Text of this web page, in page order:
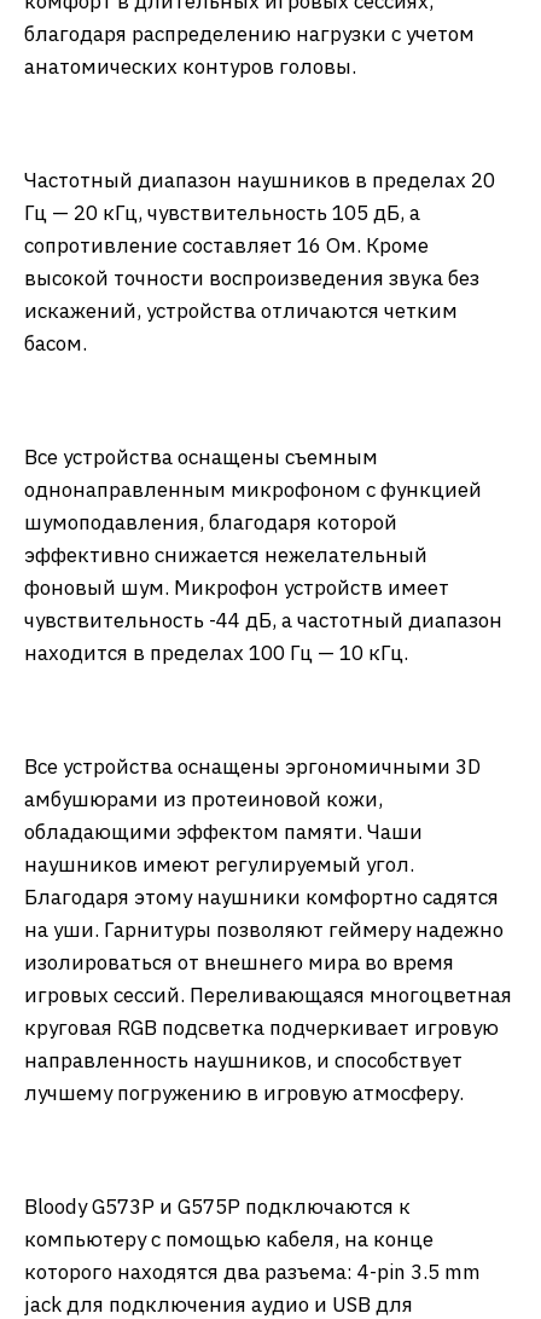
благодаря распределению нагрузки с учетом
анатомических контуров головы.
Частотный диапазон наушников в пределах 20
Гц — 20 кГц, чувствительность 105 дБ, а
сопротивление составляет 16 Ом. Кроме
высокой точности воспроизведения звука без
искажений, устройства отличаются четким
басом.
Все устройства оснащены съемным
однонаправленным микрофоном с функцией
шумоподавления, благодаря которой
эффективно снижается нежелательный
фоновый шум. Микрофон устройств имеет
чувствительность -44 дБ, а частотный диапазон
находится в пределах 100 Гц — 10 кГц.
Все устройства оснащены эргономичными 3D
амбушюрами из протеиновой кожи,
обладающими эффектом памяти. Чаши
наушников имеют регулируемый угол.
Благодаря этому наушники комфортно садятся
на уши. Гарнитуры позволяют геймеру надежно
изолироваться от внешнего мира во время
игровых сессий. Переливающаяся многоцветная
круговая RGB подсветка подчеркивает игровую
направленность наушников, и способствует
лучшему погружению в игровую атмосферу.
Bloody G573P и G575P подключаются к
компьютеру с помощью кабеля, на конце
которого находятся два разъема: 4-pin 3.5 mm
jack для подключения аудио и USB для